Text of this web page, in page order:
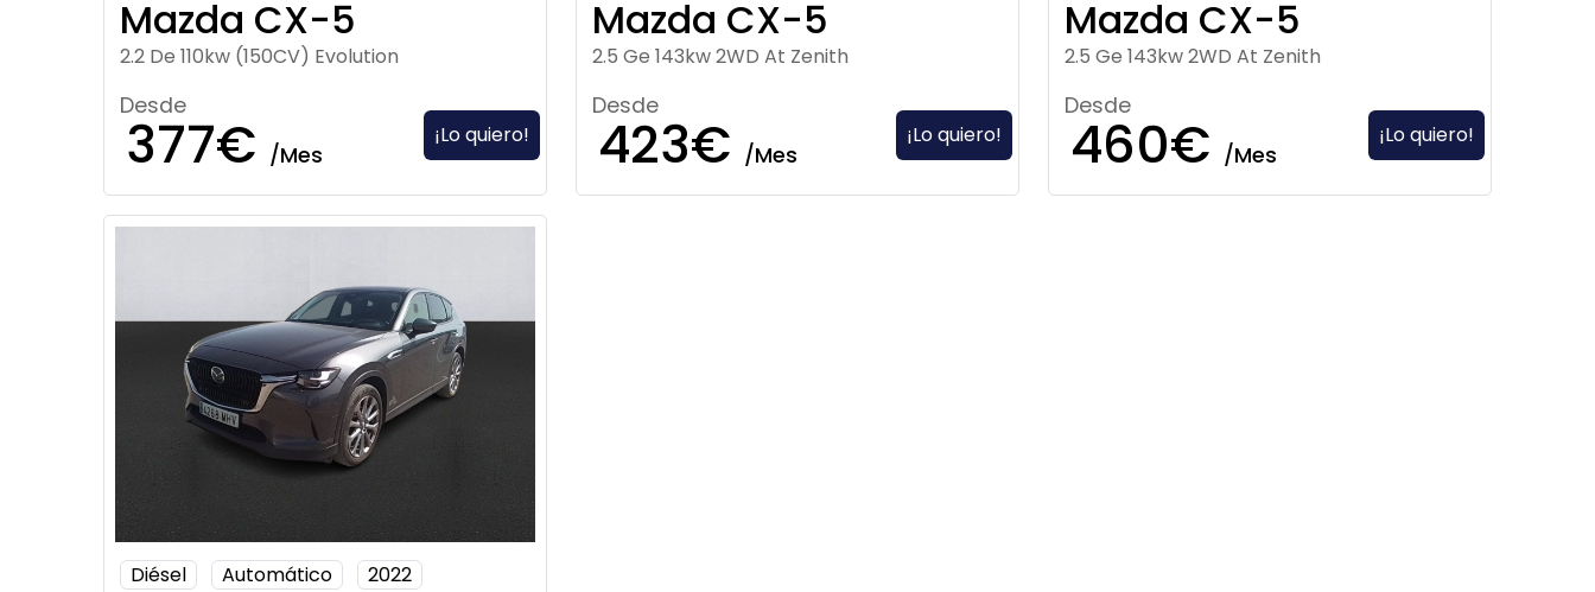
Mazda CX-5
2.2 De 110kw (150CV) Evolution
Desde
377€ /Mes
¡Lo quiero!
Mazda CX-5
2.5 Ge 143kw 2WD At Zenith
Desde
423€ /Mes
¡Lo quiero!
Mazda CX-5
2.5 Ge 143kw 2WD At Zenith
Desde
460€ /Mes
¡Lo quiero!
Diésel Automático 2022